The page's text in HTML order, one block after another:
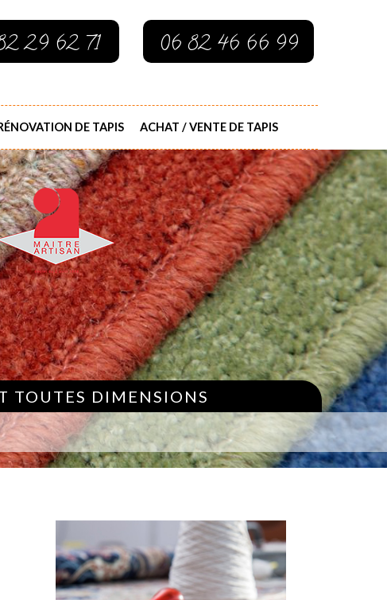
29 62 71 06 82 46 66 99
DE TAPIS ACHAT / VENTE DE TAPIS
TOUTES DIMENSIONS